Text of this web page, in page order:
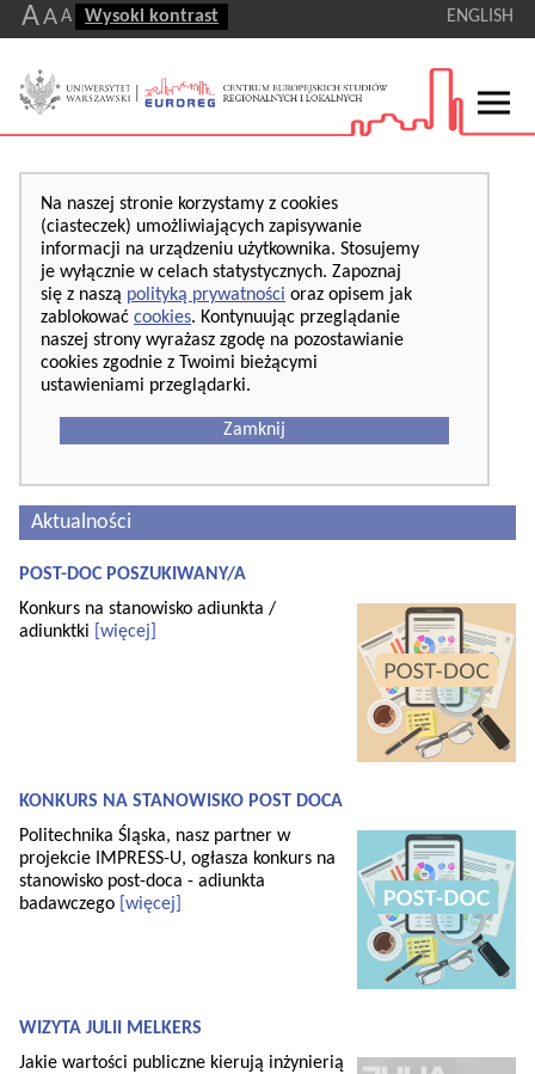
AA A Wysoki kontrast ENGLISH
Na naszej stronie korzystamy z cookies
(ciasteczek) umożliwiających zapisywanie
informacji na urządzeniu użytkownika. Stosujemy
je wyłącznie w celach statystycznych. Zapoznaj
się z naszą polityką prywatności oraz opisem jak
zablokować cookies. Kontynuując przeglądanie
naszej strony wyrażasz zgodę na pozostawianie
cookies zgodnie z Twoimi bieżącymi
ustawieniami przeglądarki.
Zamknij
Aktualności
POST-DOC POSZUKIWANY/A
Konkurs na stanowisko adiunkta /
adiunktki
[więcej]
KONKURS NA STANOWISKO POST DOCA
Politechnika Śląska, nasz partner w
projekcie IMPRESS-U, ogłasza konkurs na
stanowisko post-doca - adiunkta
badawczego [więcej]
WIZYTA JULII MELKERS
Jakie wartości publiczne kierują inżynierią